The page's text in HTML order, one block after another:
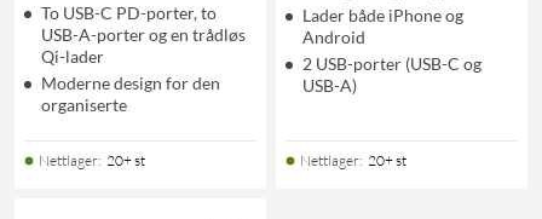
To USB-C PD-porter, to
USB-A-porter og en trådløs
Qi-lader
Moderne design for den
organiserte
Nettlager: 20+ st
Lader både iPhone og
Android
2 USB-porter (USB-C og
USB-A)
Nettlager: 20+ st